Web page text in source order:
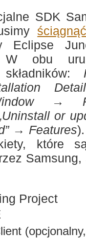
SDK
Eclipse
W obu
→
or
→ Features
które
Project